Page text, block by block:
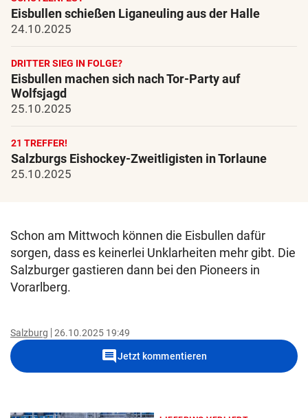
Eisbullen schießen Liganeuling aus der Halle
24.10.2025
DRITTER SIEG IN FOLGE?
Eisbullen machen sich nach Tor-Party auf
Wolfsjagd
25.10.2025
21 TREFFER!
Salzburgs Eishockey-Zweitligisten in Torlaune
25.10.2025
Schon am Mittwoch können die Eisbullen dafür
sorgen, dass es keinerlei Unklarheiten mehr gibt. Die
Salzburger gastieren dann bei den Pioneers in
Vorarlberg.
Salzburg 26.10.2025 19:49
commentJetzt kommentieren